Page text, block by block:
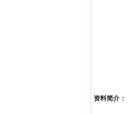
资料简介：